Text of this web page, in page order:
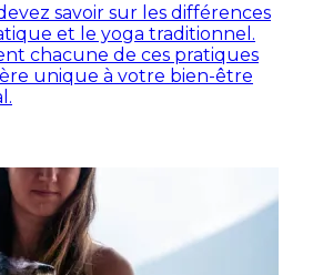
savoir sur les différences
et le yoga traditionnel.
chacune de ces pratiques
unique à votre bien-être